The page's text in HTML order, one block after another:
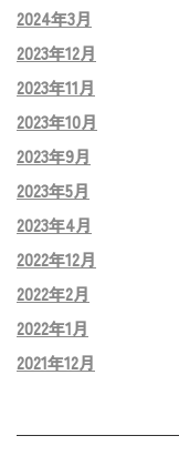
2024年3月
2023年12月
2023年11月
2023年10月
2023年9月
2023年5月
2023年4月
2022年12月
2022年2月
2022年1月
2021年12月